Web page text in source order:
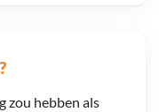
zou hebben als